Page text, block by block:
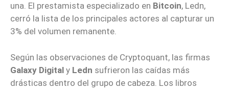
una. El prestamista especializado en Bitcoin, Ledn,
cerró la lista de los principales actores al capturar un
3% del volumen remanente.
Según las observaciones de Cryptoquant, las firmas
Galaxy Digital y Ledn sufrieron las caídas más
drásticas dentro del grupo de cabeza. Los libros